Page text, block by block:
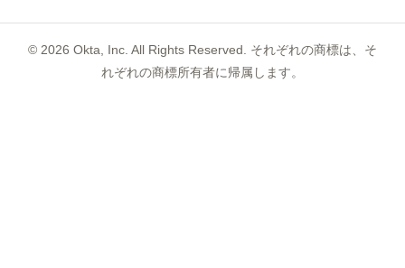
© 2026 Okta, Inc. All Rights Reserved. それぞれの商標は、そ
れぞれの商標所有者に帰属します。